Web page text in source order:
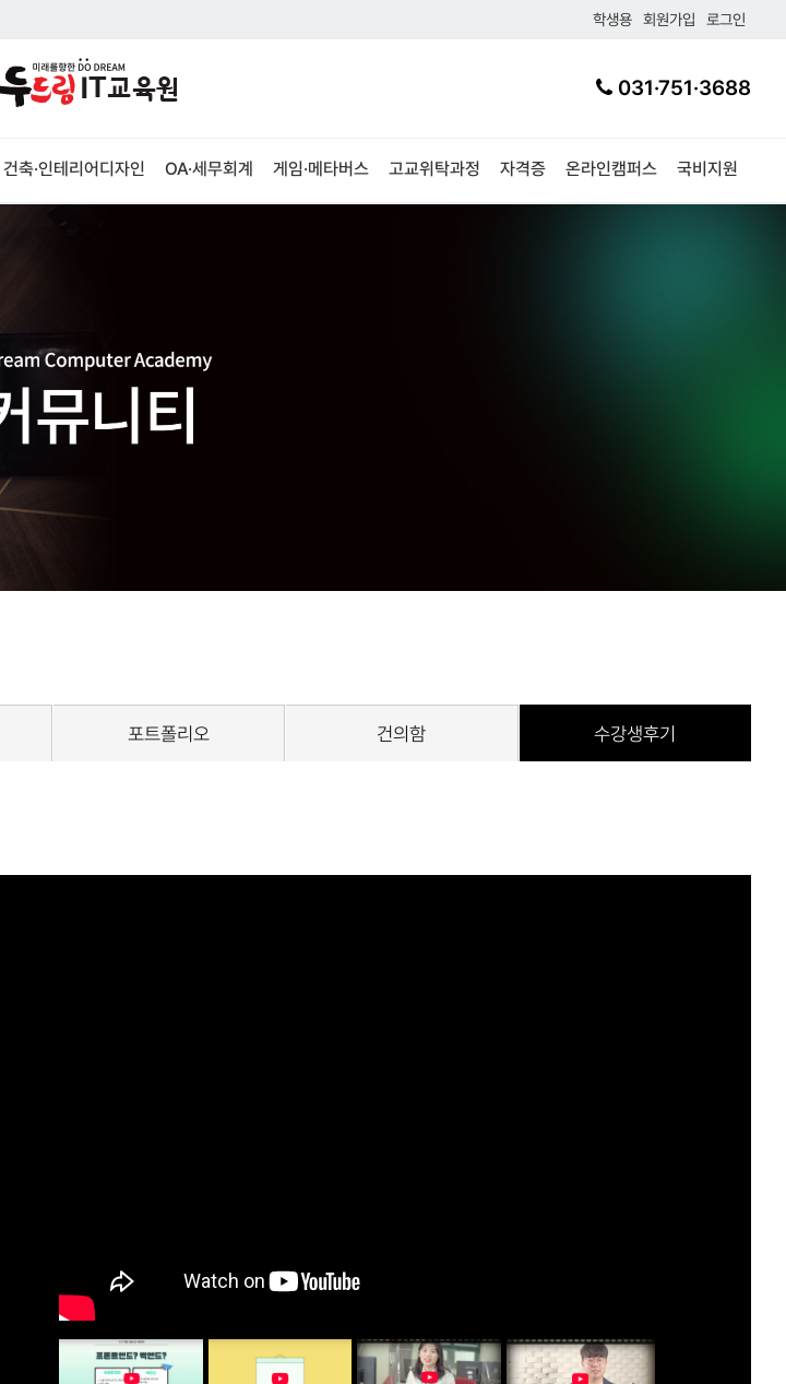
학생용 회원가입 로그인
031·751·3688
건축·인테리어디자인 OA·세무회계 게임·메타버스 고교위탁과정 자격증 온라인캠퍼스 국비지원
포트폴리오 건의함 수강생후기